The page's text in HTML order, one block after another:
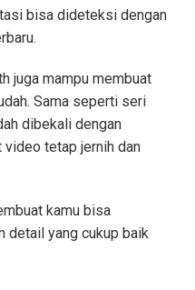
bisa dideteksi dengan
juga mampu membuat
Sama seperti seri
dibekali dengan
tetap jernih dan
kamu bisa
detail yang cukup baik